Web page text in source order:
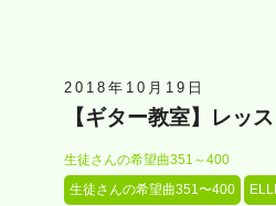
2018年10月19日
【ギター教室】レ
生徒さんの希望曲351～400
生徒さんの希望曲351〜400